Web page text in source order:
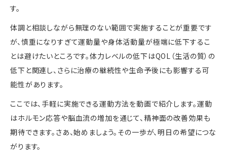
す。
体調と相談しながら無理のない範囲で実施することが重要です
が、慎重になりすぎて運動量や身体活動量が極端に低下するこ
とは避けたいところです。体力レベルの低下はQOL （生活の質）の
低下と関連し、さらに治療の継続性や生命予後にも影響する可
能性があります。
ここでは、手軽に実施できる運動方法を動画で紹介します。運動
はホルモン応答や脳血流の増加を通じて、精神面の改善効果も
期待できます。さあ、始めましょう。その一歩が、明日の希望につな
がります。